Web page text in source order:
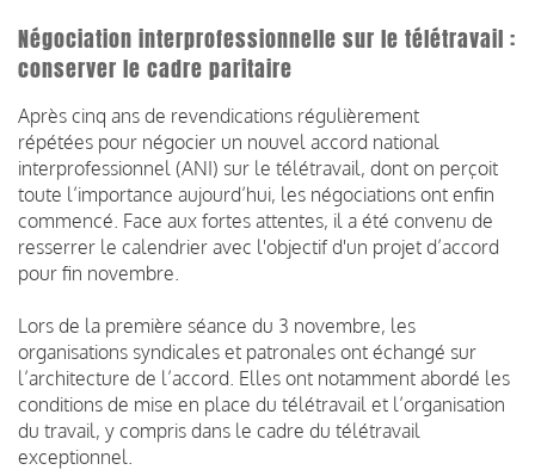
Négociation interprofessionnelle sur le télétravail :
conserver le cadre paritaire
Après cinq ans de revendications régulièrement
répétées pour négocier un nouvel accord national
interprofessionnel (ANI) sur le télétravail, dont on perçoit
toute l’importance aujourd’hui, les négociations ont enfin
commencé. Face aux fortes attentes, il a été convenu de
resserrer le calendrier avec l'objectif d'un projet d’accord
pour fin novembre.
Lors de la première séance du 3 novembre, les
organisations syndicales et patronales ont échangé sur
l’architecture de l’accord. Elles ont notamment abordé les
conditions de mise en place du télétravail et l’organisation
du travail, y compris dans le cadre du télétravail
exceptionnel.